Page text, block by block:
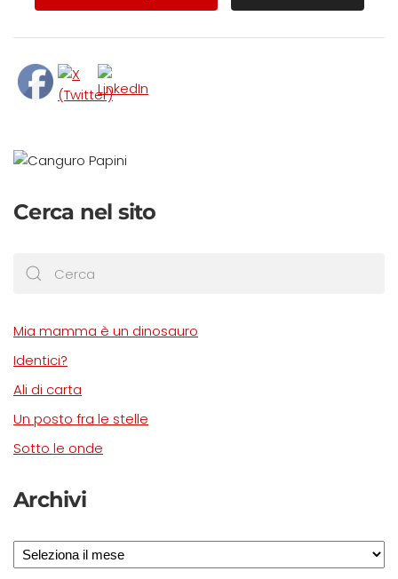
Cerca nel sito
Mia mamma è un dinosauro
Identici?
Ali di carta
Un posto fra le stelle
Sotto le onde
Archivi
Archivi